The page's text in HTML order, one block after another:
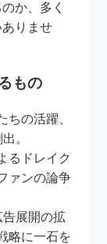
か、多く
りませ
もの
ちの活躍、
。
るドレイク
ァンの論争
告展開の拡
略に一石を